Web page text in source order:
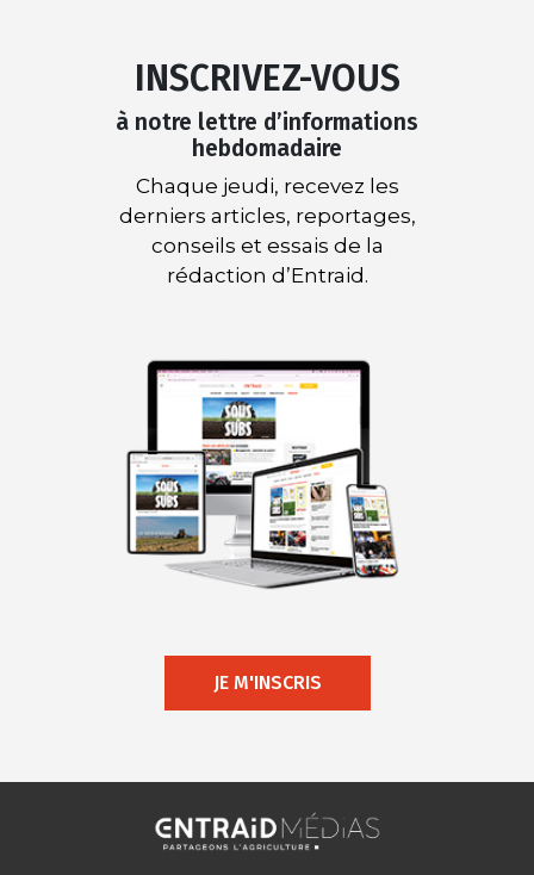
INSCRIVEZ-VOUS
à notre lettre d’informations
hebdomadaire
Chaque jeudi, recevez les
derniers articles, reportages,
conseils et essais de la
rédaction d’Entraid.
JE M'INSCRIS